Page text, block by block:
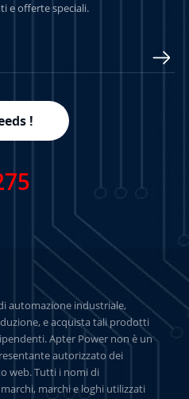
e offerte speciali.
!
automazione industriale,
e acquista tali prodotti
Apter Power non è un
autorizzato dei
web. Tutti i nomi di
marchi e loghi utilizzati